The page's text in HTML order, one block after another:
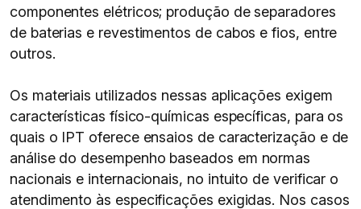
componentes elétricos; produção de separadores
de baterias e revestimentos de cabos e fios, entre
outros.
Os materiais utilizados nessas aplicações exigem
características físico-químicas específicas, para os
quais o IPT oferece ensaios de caracterização e de
análise do desempenho baseados em normas
nacionais e internacionais, no intuito de verificar o
atendimento às especificações exigidas. Nos casos